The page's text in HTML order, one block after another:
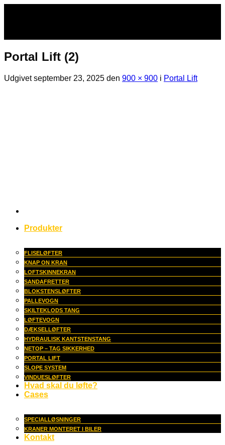
Produkter
FLISELØFTER
KNAP ON KRAN
LOFTSKINNEKRAN
SANDAFRETTER
BLOKSTENSLØFTER
PALLEVOGN
SKILTEKLODS TANG
LØFTEVOGN
DÆKSELLØFTER
HYDRAULISK KANTSTENSTANG
NETOP – TAG SIKKERHED
PORTAL LIFT
SLOPE SYSTEM
VINDUESLØFTER
Hvad skal du løfte?
Cases
SPECIALLØSNINGER
KRANER MONTERET I BILER
Kontakt
Portal Lift (2)
Udgivetseptember 23, 2025 den 900 × 900 i Portal Lift